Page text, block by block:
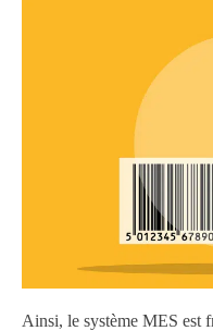
Ainsi, le système MES est